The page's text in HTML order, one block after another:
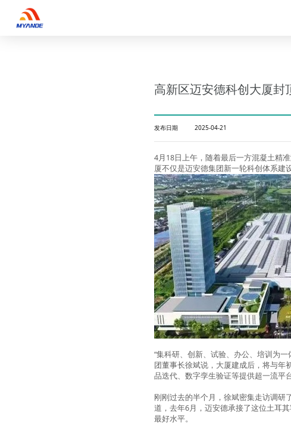
高新区迈安德科创大厦封
发布日期 2025-04-21
4月18日上午，随着最后一方混凝土精
厦不仅是迈安德集团新一轮科创体系建
“集科研、创新、试验、办公、培训为
团董事长徐斌说，大厦建成后，将与年
品迭代、数字孪生验证等提供超一流平台
刚刚过去的半个月，徐斌密集走访调研
道，去年6月，迈安德承接了这位土耳
最好水平。